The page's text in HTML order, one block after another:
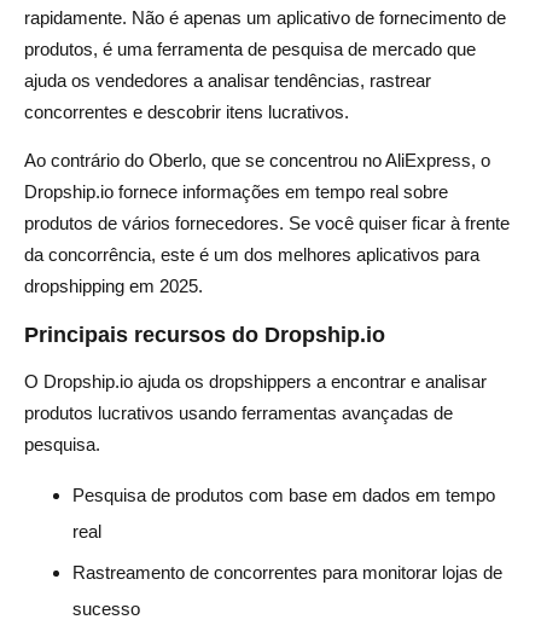
rapidamente. Não é apenas um aplicativo de fornecimento de
produtos, é uma ferramenta de pesquisa de mercado que
ajuda os vendedores a analisar tendências, rastrear
concorrentes e descobrir itens lucrativos.
Ao contrário do Oberlo, que se concentrou no AliExpress, o
Dropship.io fornece informações em tempo real sobre
produtos de vários fornecedores. Se você quiser ficar à frente
da concorrência, este é um dos melhores aplicativos para
dropshipping em 2025.
Principais recursos do Dropship.io
O Dropship.io ajuda os dropshippers a encontrar e analisar
produtos lucrativos usando ferramentas avançadas de
pesquisa.
Pesquisa de produtos com base em dados em tempo
real
Rastreamento de concorrentes para monitorar lojas de
sucesso